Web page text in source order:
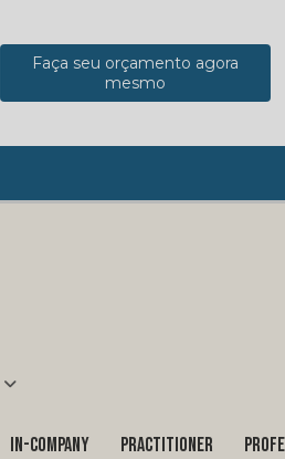
Faça seu orçamento agora
mesmo
In-Company PRACTITIONER